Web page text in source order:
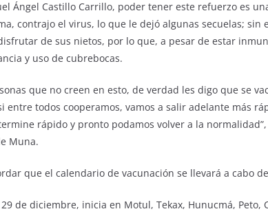
Ángel Castillo Carrillo, poder tener este refuerzo es
contrajo el virus, lo que le dejó algunas secuelas; sin
de sus nietos, por lo que, a pesar de estar
y uso de cubrebocas.
que no creen en esto, de verdad les digo que se
entre todos cooperamos, vamos a salir adelante más
rápido y pronto podamos volver a la
Muna.
que el calendario de vacunación se llevará a cabo
de diciembre, inicia en Motul, Tekax, Hunucmá, Peto,